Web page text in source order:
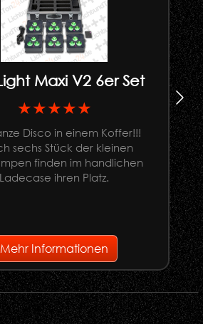
Maxi V2 6er Set
★★★★★
Disco in einem Koffer!!!
sechs Stück der kleinen
finden im handlichen
Ladecase ihren Platz.
Mehr Informationen